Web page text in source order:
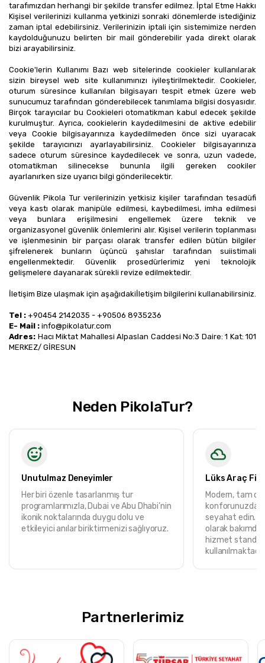
tarafımızdan herhangi bir şekilde transfer edilmez. İptal Etme Hakkı
Kişisel verilerinizi kullanma yetkinizi sonraki dönemlerde istediğiniz
zaman iptal edebilirsiniz. Verilerinizin iptali için sistemimize nerden
kaydolduğunuzu belirten bir mail gönderebilir yada direkt olarak
bizi arayabilirsiniz.
Cookie'lerin Kullanımı Bazı web sitelerinde cookieler kullanılarak
sizin bireysel web site kullanımınızı iyileştirilmektedir. Cookieler,
oturum süresince kullanılan bilgisayarı tespit etmek üzere web
sunucumuz tarafından gönderebilecek tanımlama bilgisi dosyasıdır.
Birçok tarayıcılar bu Cookieleri otomatikman kabul edecek şekilde
kurulmuştur. Ayrıca, cookielerin kaydedilmesini de aktive edebilir
veya Cookie bilgisayarınıza kaydedilmeden önce sizi uyaracak
şekilde tarayıcınızı ayarlayabilirsiniz. Cookieler bilgisayarınıza
sadece oturum süresince kaydedilecek ve sonra, uzun vadede,
otomatikman silinecekse bununla ilgili gereken cookiler
ayarlanırken size uyarıcı bilgi gönderilecektir.
Güvenlik Pikola Tur verilerinizin yetkisiz kişiler tarafından tesadüfi
veya kastı olarak manipüle edilmesi, kaybedilmesi, imha edilmesi
veya bunlara erişilmesini engellemek üzere teknik ve
organizasyonel güvenlik önlemlerini alır. Kişisel verilerin toplanması
ve işlenmesinin bir parçası olarak transfer edilen bütün bilgiler
şifrelenerek bunların üçüncü şahıslar tarafından suiistimali
engellenmektedir. Güvenlik prosedürlerimiz yeni teknolojik
gelişmelere dayanarak sürekli revize edilmektedir.
İletişim Bize ulaşmak için aşağıdakiİletişim bilgilerini kullanabilirsiniz.
Tel : +90454 2142035 - +90506 8935236
E- Mail : info@pikolatur.com
Adres: Hacı Miktat Mahallesi Alpaslan Caddesi No:3 Daire: 1 Kat: 101
MERKEZ/ GİRESUN
Neden PikolaTur?
Unutulmaz Deneyimler
Her biri özenle tasarlanmış tur
programlarımızla, Dubai ve Abu Dhabi’nin
ikonik noktalarında duygu dolu ve
etkileyici anılar biriktirmenizi sağlıyoruz.
Lüks Araç
Modern, tam
seyahat edin.
olarak
hizmet
kullanılmaktadır.
Partnerlerimiz